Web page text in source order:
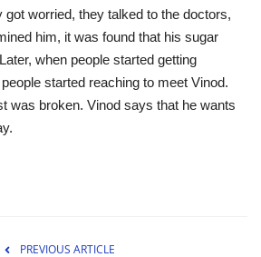
got worried, they talked to the doctors,
him, it was found that his sugar
when people started getting
started reaching to meet Vinod.
was broken. Vinod says that he wants
PREVIOUS ARTICLE